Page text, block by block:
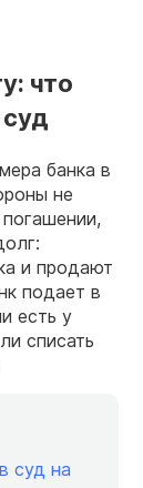
что
банка в
не
и продают
подает в
есть у
списать
суд на